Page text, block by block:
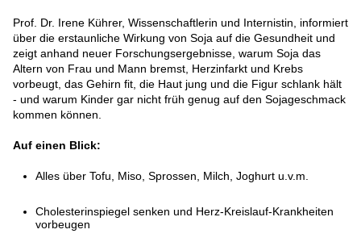
Prof. Dr. Irene Kührer, Wissenschaftlerin und Internistin, informiert
über die erstaunliche Wirkung von Soja auf die Gesundheit und
zeigt anhand neuer Forschungsergebnisse, warum Soja das
Altern von Frau und Mann bremst, Herzinfarkt und Krebs
vorbeugt, das Gehirn fit, die Haut jung und die Figur schlank hält
- und warum Kinder gar nicht früh genug auf den Sojageschmack
kommen können.
Auf einen Blick:
Alles über Tofu, Miso, Sprossen, Milch, Joghurt u.v.m.
Cholesterinspiegel senken und Herz-Kreislauf-Krankheiten
vorbeugen